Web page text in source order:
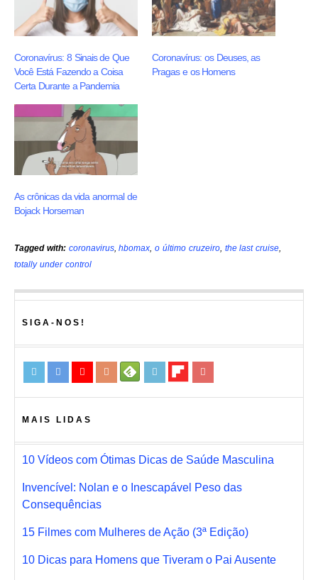
Coronavírus: 8 Sinais de Que
Você Está Fazendo a Coisa
Certa Durante a Pandemia
Coronavírus: os Deuses, as
Pragas e os Homens
As crônicas da vida anormal de
Bojack Horseman
Tagged with: coronavirus,hbomax,o último cruzeiro, the last cruise,
totally under control
SIGA-NOS!
MAIS LIDAS
10 Vídeos com Ótimas Dicas de Saúde Masculina
Invencível: Nolan e o Inescapável Peso das
Consequências
15 Filmes com Mulheres de Ação (3ª Edição)
10 Dicas para Homens que Tiveram o Pai Ausente